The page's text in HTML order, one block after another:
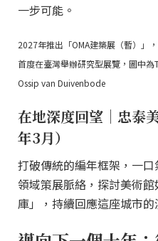
一步可能。
2027年推出「OMA建築展（暫）」
首度在臺灣舉辦研究型展覽，圖中
Ossip van Duivenbode
在地深度回望｜忠泰
年3月）
打破傳統的編年框架，一
領域策展脈絡，探討美術
庫」，持續回應這座城市